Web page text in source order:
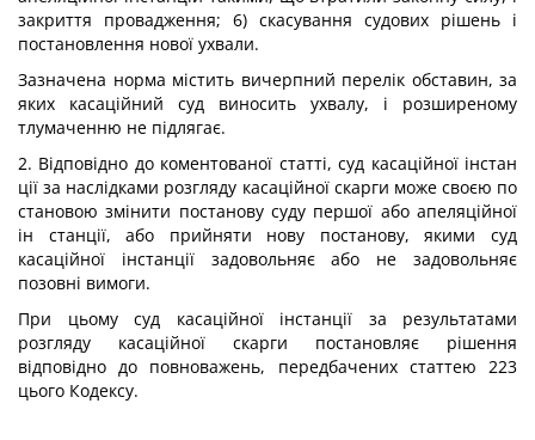
закриття провадження; 6) скасування судових рішень і
постановлення нової ухвали.
Зазначена норма містить вичерпний перелік обставин, за
яких касаційний суд виносить ухвалу, і розширеному
тлумаченню не підлягає.
2. Відповідно до коментованої статті, суд касаційної інстан
ції за наслідками розгляду касаційної скарги може своєю по
становою змінити постанову суду першої або апеляційної
ін станції, або прийняти нову постанову, якими суд
касаційної інстанції задовольняє або не задовольняє
позовні вимоги.
При цьому суд касаційної інстанції за результатами
розгляду касаційної скарги постановляє рішення
відповідно до повноважень, передбачених статтею 223
цього Кодексу.